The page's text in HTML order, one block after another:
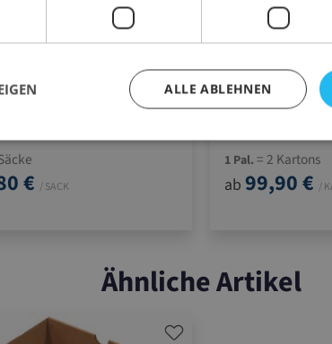
12
€ / SACK
1 4
1 Pal. = 2 Kartons
ab 99,90 € /
Ähnliche Artikel
ALLE ABLEHNEN